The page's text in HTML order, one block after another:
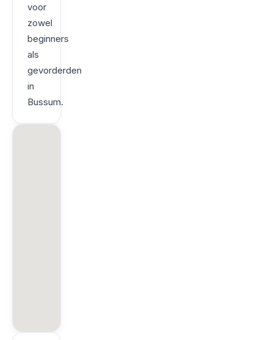
voor
zowel
beginners
als
gevorderden
in
Bussum.